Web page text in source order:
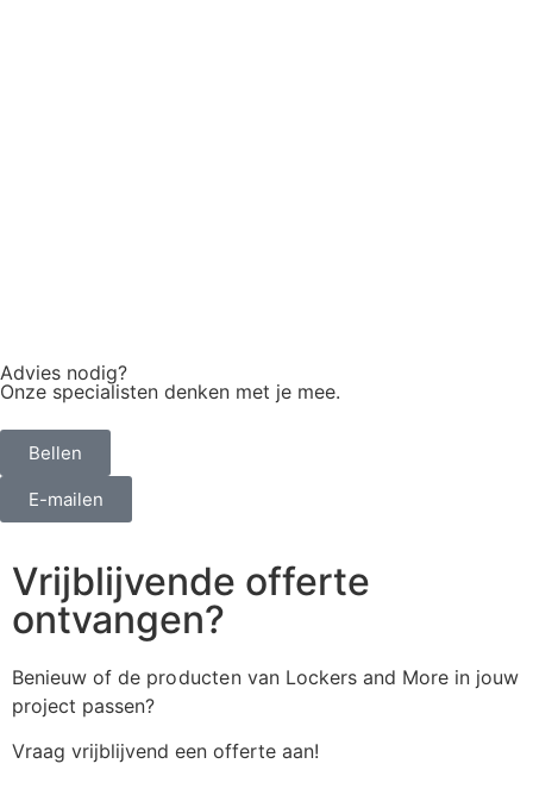
Advies nodig?
Onze specialisten denken met je mee.
Bellen
E-mailen
Vrijblijvende offerte
ontvangen?
Benieuw of de productenvan Lockers and More in jouw
project passen?
Vraag vrijblijvend een offerte aan!